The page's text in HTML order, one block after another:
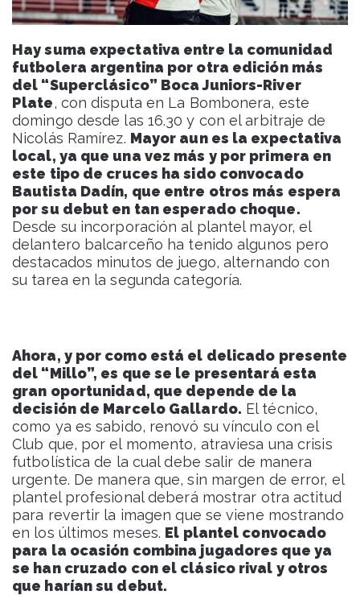
Hay suma expectativa entre la comunidad
futbolera argentina por otra edición más
del “Superclásico” Boca Juniors-River
Plate, con disputa en La Bombonera, este
domingo desde las 16.30 y con el arbitraje de
Nicolás Ramírez. Mayor aun es la expectativa
local, ya que una vez más y por primera en
este tipo de cruces ha sido convocado
Bautista Dadín, que entre otros más espera
por su debut en tan esperado choque.
Desde su incorporación al plantel mayor, el
delantero balcarceño ha tenido algunos pero
destacados minutos de juego, alternando con
su tarea en la segunda categoría.
Ahora, y por como está el delicado presente
del “Millo”, es que se le presentará esta
gran oportunidad, que depende de la
decisión de Marcelo Gallardo. El técnico,
como ya es sabido, renovó su vínculo con el
Club que, por el momento, atraviesa una crisis
futbolística de la cual debe salir de manera
urgente. De manera que, sin margen de error, el
plantel profesional deberá mostrar otra actitud
para revertir la imagen que se viene mostrando
en los últimos meses. El plantel convocado
para la ocasión combina jugadores que ya
se han cruzado con el clásico rival y otros
que harían su debut.